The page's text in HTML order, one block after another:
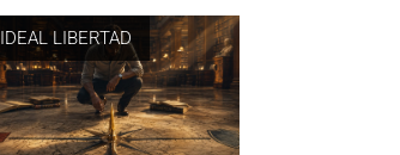
IDEAL LIBERTAD